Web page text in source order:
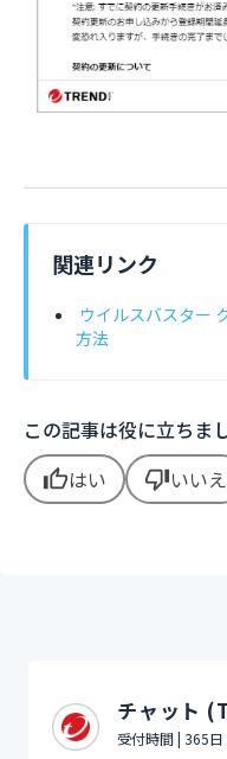
関連リンク
ウイルスバスター
方法
この記事は役に立ちま
thumb_upはい thumb_downいいえ
チャット
受付時間 | 365